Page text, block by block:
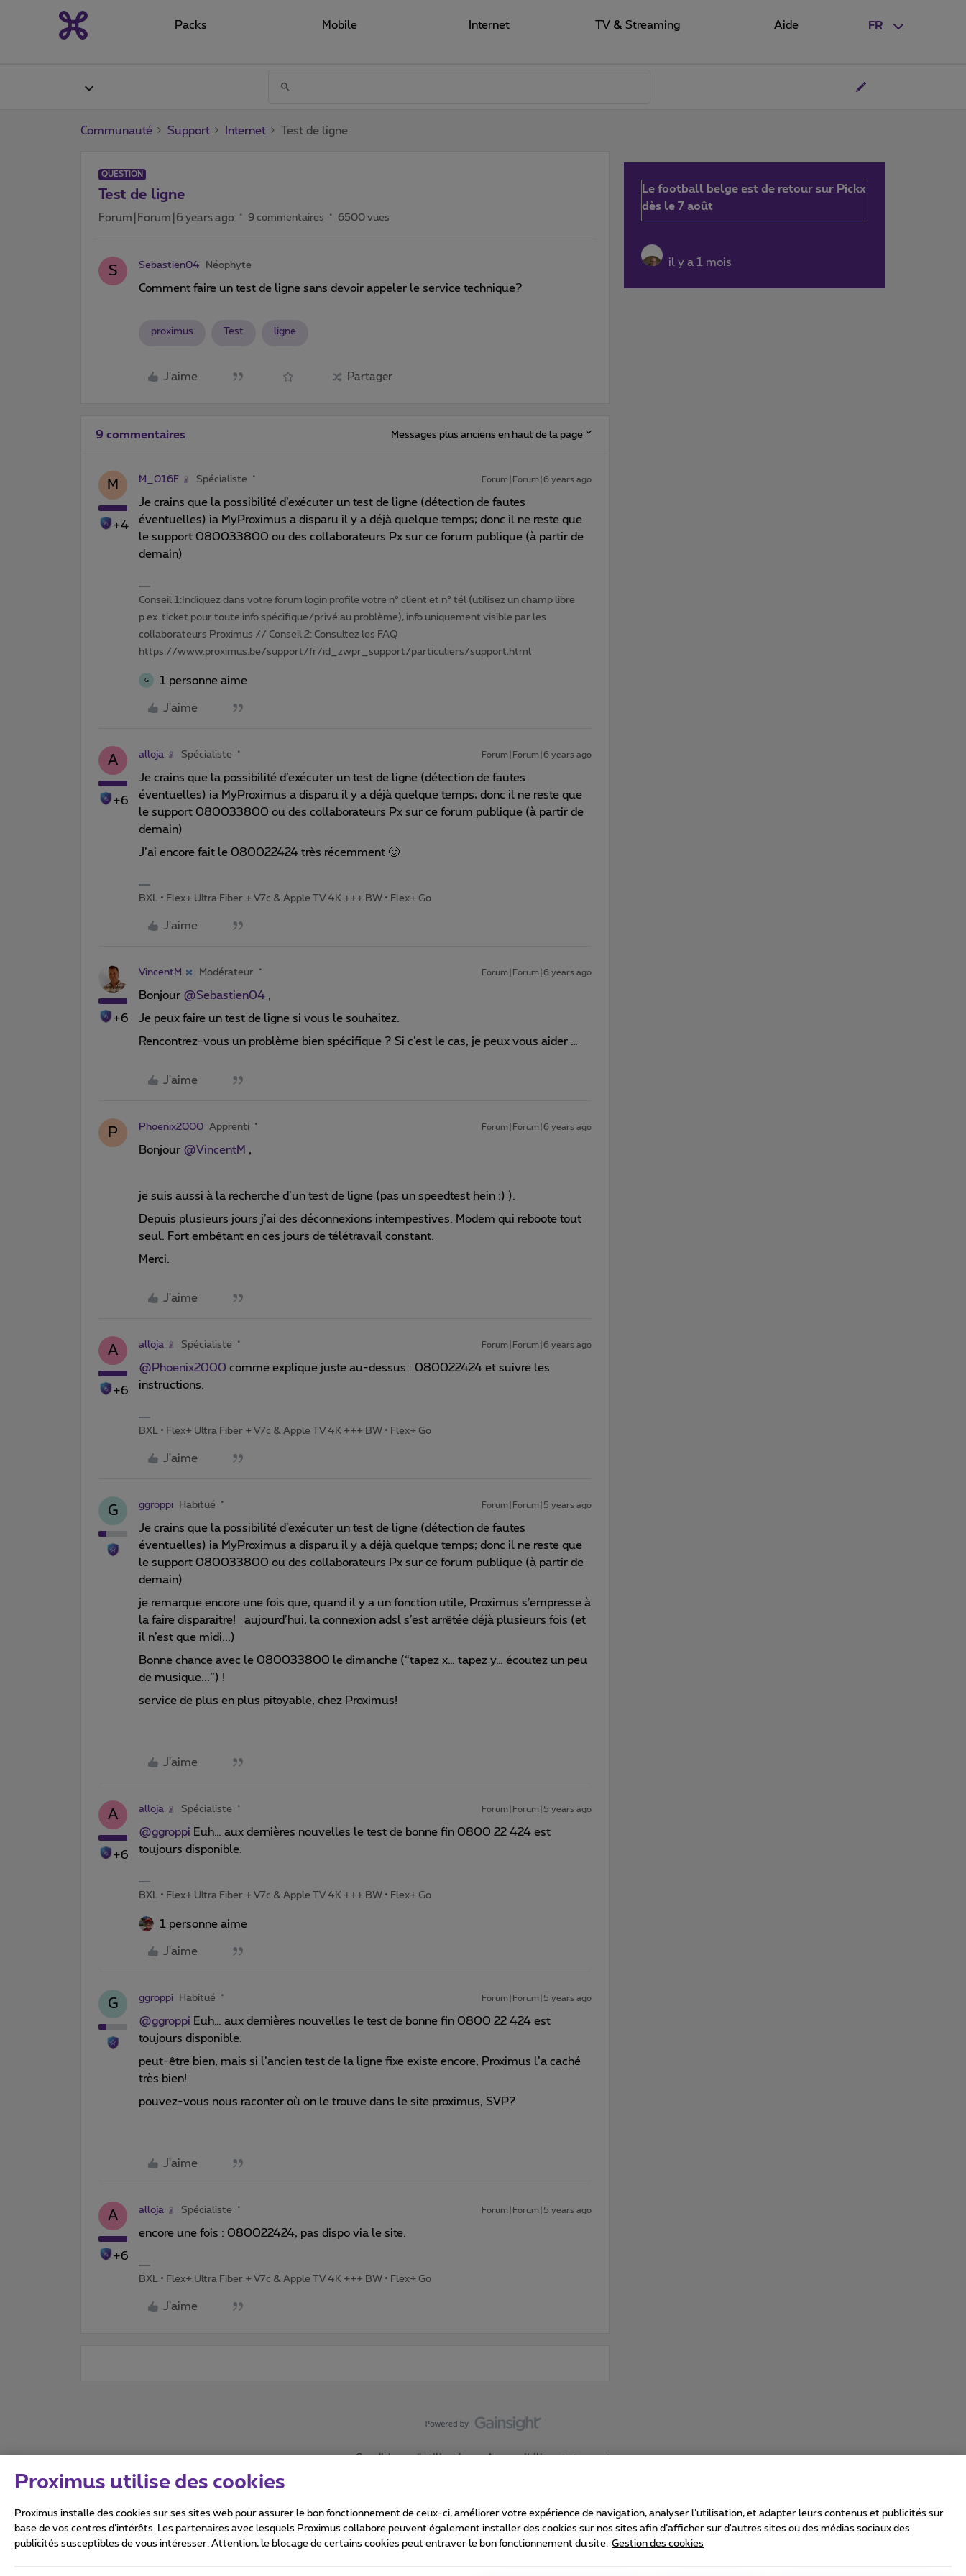
FR
Packs Mobile Internet TV & Streaming Aide
Communauté Support Internet Test de ligne
QUESTION
Test de ligne
Forum|Forum|6 years ago 9 commentaires 6500 vues
S Sebastien04 Néophyte
Comment faire un test de ligne sans devoir appeler le service technique?
proximus Test ligne
J'aime Partager
9 commentaires Messages plus anciens en haut de la page
M
+4
M_016F Spécialiste Forum|Forum|6 years ago
Je crains que la possibilité d’exécuter un test de ligne (détection de fautes
éventuelles) ia MyProximus a disparu il y a déjà quelque temps; donc il ne reste que
le support 080033800 ou des collaborateurs Px sur ce forum publique (à partir de
demain)
Conseil 1:Indiquez dans votre forum login profile votre n° client et n° tél (utilisez un champ libre
p.ex. ticket pour toute info spécifique/privé au problème), info uniquement visible par les
collaborateurs Proximus // Conseil 2: Consultez les FAQ
https://www.proximus.be/support/fr/id_zwpr_support/particuliers/support.html
G 1 personne aime
J'aime
A
+6
alloja Spécialiste Forum|Forum|6 years ago
Je crains que la possibilité d’exécuter un test de ligne (détection de fautes
éventuelles) ia MyProximus a disparu il y a déjà quelque temps; donc il ne reste que
le support 080033800 ou des collaborateurs Px sur ce forum publique (à partir de
demain)
J’ai encore fait le 080022424 très récemment 🙂
BXL • Flex+ Ultra Fiber + V7c & Apple TV 4K +++ BW • Flex+ Go
J'aime
+6
VincentM Modérateur Forum|Forum|6 years ago
Bonjour @Sebastien04 ,
Je peux faire un test de ligne si vous le souhaitez.
Rencontrez-vous un problème bien spécifique ? Si c’est le cas, je peux vous aider …
J'aime
P Phoenix2000 Apprenti Forum|Forum|6 years ago
Bonjour @VincentM ,
je suis aussi à la recherche d’un test de ligne (pas un speedtest hein :) ).
Depuis plusieurs jours j’ai des déconnexions intempestives. Modem qui reboote tout
seul. Fort embêtant en ces jours de télétravail constant.
Merci.
J'aime
A
+6
alloja Spécialiste Forum|Forum|6 years ago
@Phoenix2000 comme explique juste au-dessus : 080022424 et suivre les
instructions.
BXL • Flex+ Ultra Fiber + V7c & Apple TV 4K +++ BW • Flex+ Go
J'aime
G ggroppi Habitué Forum|Forum|5 years ago
Je crains que la possibilité d’exécuter un test de ligne (détection de fautes
éventuelles) ia MyProximus a disparu il y a déjà quelque temps; donc il ne reste que
le support 080033800 ou des collaborateurs Px sur ce forum publique (à partir de
demain)
je remarque encore une fois que, quand il y a un fonction utile, Proximus s’empresse à
la faire disparaitre! aujourd’hui, la connexion adsl s’est arrêtée déjà plusieurs fois (et
il n’est que midi...)
Bonne chance avec le 080033800 le dimanche (“tapez x… tapez y… écoutez un peu
de musique...”) !
service de plus en plus pitoyable, chez Proximus!
J'aime
A
+6
alloja Spécialiste Forum|Forum|5 years ago
@ggroppi Euh… aux dernières nouvelles le test de bonne fin 0800 22 424 est
toujours disponible.
BXL • Flex+ Ultra Fiber + V7c & Apple TV 4K +++ BW • Flex+ Go
1 personne aime
J'aime
G ggroppi Habitué Forum|Forum|5 years ago
@ggroppi Euh… aux dernières nouvelles le test de bonne fin 0800 22 424 est
toujours disponible.
peut-être bien, mais si l’ancien test de la ligne fixe existe encore, Proximus l’a caché
très bien!
pouvez-vous nous raconter où on le trouve dans le site proximus, SVP?
J'aime
A
+6
alloja Spécialiste Forum|Forum|5 years ago
encore une fois : 080022424, pas dispo via le site.
BXL • Flex+ Ultra Fiber + V7c & Apple TV 4K +++ BW • Flex+ Go
J'aime
Le football belge est de retour sur Pickx
dès le 7 août
il y a 1 mois
Conditions d'utilisation Accessibility statement
Tous droits réservés. ©2026Proximus
Proximus utilise des cookies
Proximus installe des cookies sur ses sites web pour assurer le bon fonctionnement de ceux-ci, améliorer votre expérience de navigation, analyser l’utilisation, et adapter leurs contenus et publicités sur
base de vos centres d’intérêts. Les partenaires avec lesquels Proximus collabore peuvent également installer des cookies sur nos sites afin d’afficher sur d'autres sites ou des médias sociaux des
publicités susceptibles de vous intéresser. Attention, le blocage de certains cookies peut entraver le bon fonctionnement du site. Gestion des cookies